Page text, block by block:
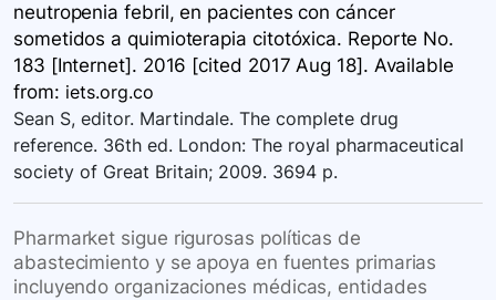
neutropenia febril, en pacientes con cáncer
sometidos a quimioterapia citotóxica. Reporte No.
183 [Internet]. 2016 [cited 2017 Aug 18]. Available
from: iets.org.co
Sean S, editor. Martindale. The complete drug
reference. 36th ed. London: The royal pharmaceutical
society of Great Britain; 2009. 3694 p.
Pharmarket sigue rigurosas políticas de
abastecimiento y se apoya en fuentes primarias
incluyendo organizaciones médicas, entidades